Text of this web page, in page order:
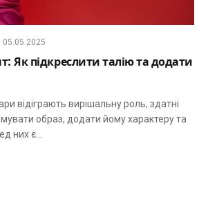
05.05.2025
Як підкреслити талію та додати
відіграють вирішальну роль, здатні
образ, додати йому характеру та
них є…